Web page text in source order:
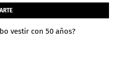
vestir con 50 años?